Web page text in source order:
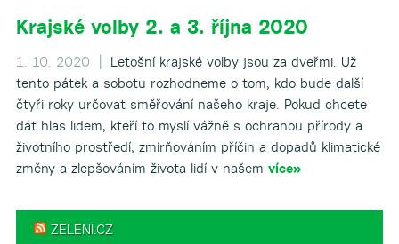
Krajské volby 2. a 3. října 2020
1. 10. 2020 |
Letošní krajské volby jsou za dveřmi. Už
tento pátek a sobotu rozhodneme o tom, kdo bude další
čtyři roky určovat směřování našeho kraje. Pokud chcete
dát hlas lidem, kteří to myslí vážně s ochranou přírody a
životního prostředí, zmírňováním příčin a dopadů klimatické
změny a zlepšováním života lidí v našem více»
ZELENI.CZ